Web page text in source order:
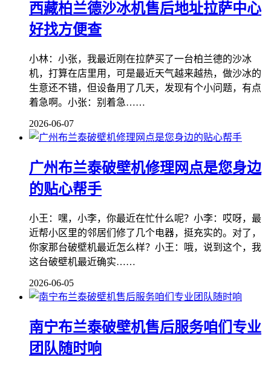
西藏柏兰德沙冰机售后地址拉萨中心
好找方便查
小林：小张，我最近刚在拉萨买了一台柏兰德的沙冰
机，打算在店里用，可是最近天气越来越热，做沙冰的
生意还不错，但设备用了几天，发现有个小问题，有点
着急啊。小张：别着急……
2026-06-07
广州布兰泰破壁机修理网点是您身边
的贴心帮手
小王：嘿，小李，你最近在忙什么呢？小李：哎呀，最
近帮小区里的邻居们修了几个电器，挺充实的。对了，
你家那台破壁机最近怎么样？小王：哦，说到这个，我
这台破壁机最近确实……
2026-06-05
南宁布兰泰破壁机售后服务咱们专业
团队随时响